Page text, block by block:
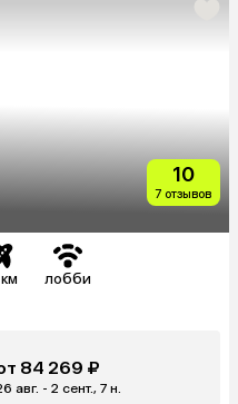
10
7 отзывов
лобби
84 269 ₽
авг. - 2 сент., 7 н.